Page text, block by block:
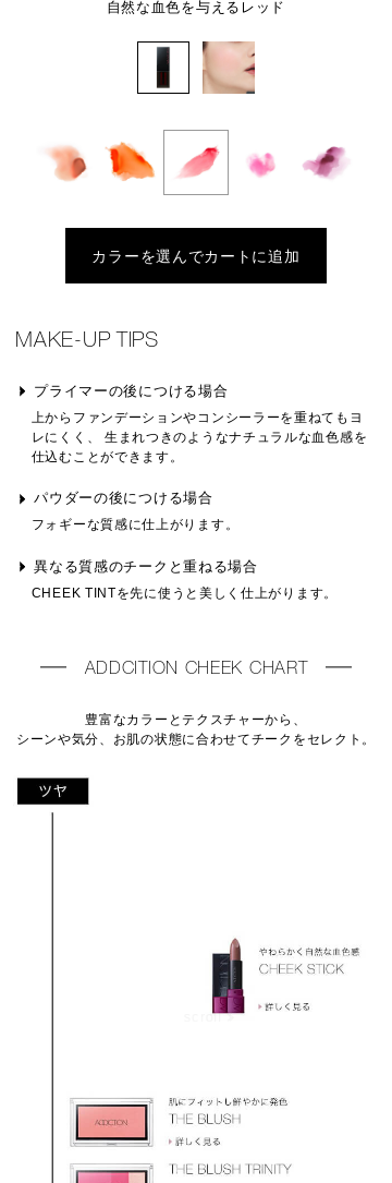
自然な血色を与えるレッド
カラーを選んでカートに追加
MAKE-UP TIPS
プライマーの後につける場合
上からファンデーションやコンシーラーを重ねてもヨ
レにくく、 生まれつきのようなナチュラルな血色感を
仕込むことができます。
パウダーの後につける場合
フォギーな質感に仕上がります。
異なる質感のチークと重ねる場合
CHEEK TINTを先に使うと美しく仕上がります。
ADDCITION CHEEK CHART
豊富なカラーとテクスチャーから、
シーンや気分、お肌の状態に合わせてチークをセレクト。